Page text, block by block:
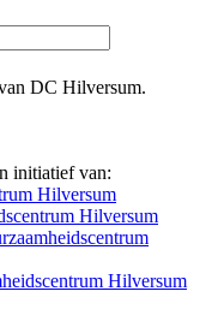
DC Hilversum.
initiatief van: